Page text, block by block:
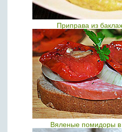
Приправа из
Вяленые помидоры в